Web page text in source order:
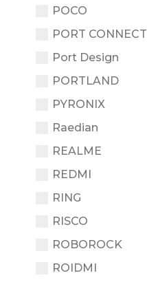
POCO
PORT CONNECT
Port Design
PORTLAND
PYRONIX
Raedian
REALME
REDMI
RING
RISCO
ROBOROCK
ROIDMI